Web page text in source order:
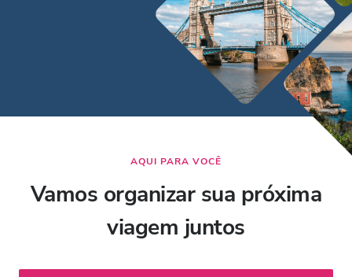
AQUI PARA VOCÊ
Vamos organizar sua próxima
viagem juntos